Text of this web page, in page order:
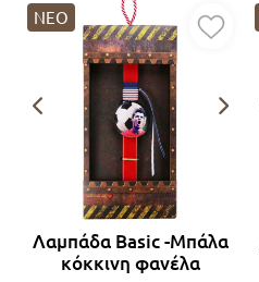
ΝΕΟ
Λαμπάδα Basic -Μπάλα
κόκκινη φανέλα